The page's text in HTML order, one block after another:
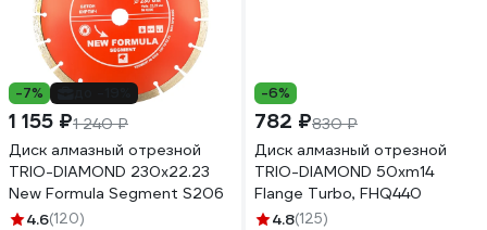
-7%
1 155 ₽1 240 ₽
Диск алмазный отрезной
TRIO-DIAMOND 230x22.23
New Formula Segment S206
4.6(120)
-6%
782 ₽830 ₽
Диск алмазный отрезной
TRIO-DIAMOND 50xm14
Flange Turbo, FHQ440
4.8(125)